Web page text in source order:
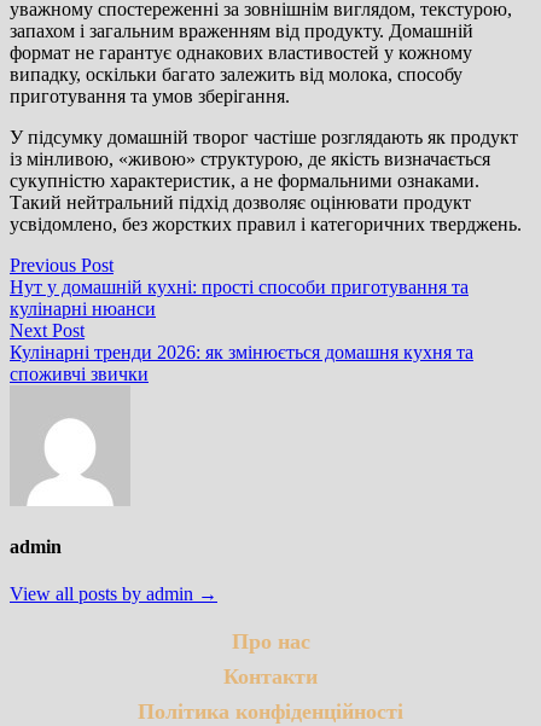
уважному спостереженні за зовнішнім виглядом, текстурою,
запахом і загальним враженням від продукту. Домашній
формат не гарантує однакових властивостей у кожному
випадку, оскільки багато залежить від молока, способу
приготування та умов зберігання.
У підсумку домашній творог частіше розглядають як продукт
із мінливою, «живою» структурою, де якість визначається
сукупністю характеристик, а не формальними ознаками.
Такий нейтральний підхід дозволяє оцінювати продукт
усвідомлено, без жорстких правил і категоричних тверджень.
Навігація
записів
Previous PostPrevious
post:
Нут у домашній кухні: прості способи приготування та
кулінарні нюанси
Next PostNext
post:
Кулінарні тренди 2026: як змінюється домашня кухня та
споживчі звички
admin
View all posts by admin →
Про нас
Контакти
Політика конфіденційності